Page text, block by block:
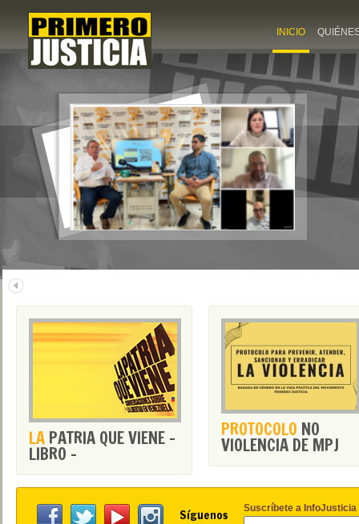
INICIO
LA PATRIA QUE VIENE -
LIBRO -
PROTOCOLO NO
VIOLENCIA DE MPJ
Síguenos Suscríbete a InfoJusticia